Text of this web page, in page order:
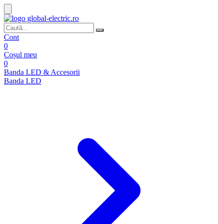
Cont
0
Coșul meu
0
Banda LED & Accesorii
Banda LED